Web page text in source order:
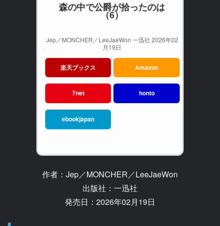
森の中で公爵が拾ったのは
（6）
Jep／MONCHER／LeeJaeWon 一迅社 2026年02
月19日
楽天ブックス Amazon
7net honto
ebookjapan
作者：Jep／MONCHER／LeeJaeWon
出版社：一迅社
発売日：2026年02月19日